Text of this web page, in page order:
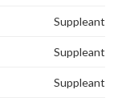
Suppleant
Suppleant
Suppleant